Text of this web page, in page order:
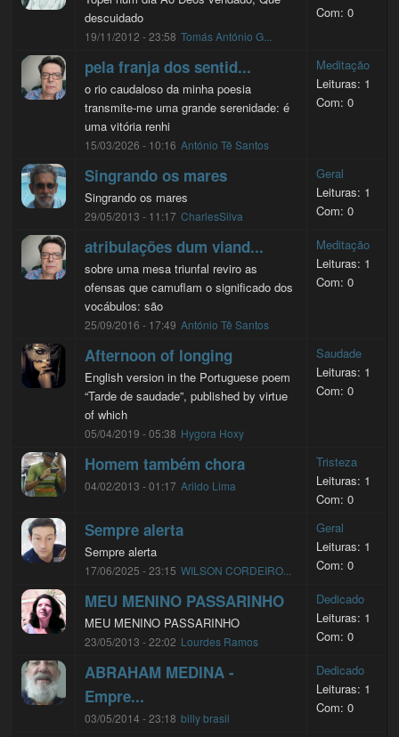
descuidado
19/11/2012 - 23:58 Tomás António G...
Com: 0
pela franja dos sentid...
o rio caudaloso da minha poesia
transmite-me uma grande serenidade: é
uma vitória renhi
15/03/2026 - 10:16 António Tê Santos
Meditação
Leituras: 1
Com: 0
Singrando os mares
Singrando os mares
29/05/2013 - 11:17 CharlesSilva
Geral
Leituras: 1
Com: 0
atribulações dum viand...
sobre uma mesa triunfal reviro as
ofensas que camuflam o significado dos
vocábulos: são
25/09/2016 - 17:49 António Tê Santos
Meditação
Leituras: 1
Com: 0
Afternoon of longing
English version in the Portuguese poem
“Tarde de saudade”, published by virtue
of which
05/04/2019 - 05:38 Hygora Hoxy
Saudade
Leituras: 1
Com: 0
Homem também chora
04/02/2013 - 01:17 Arildo Lima
Tristeza
Leituras: 1
Com: 0
Sempre alerta
Sempre alerta
17/06/2025 - 23:15 WILSON CORDEIRO...
Geral
Leituras: 1
Com: 0
MEU MENINO PASSARINHO
MEU MENINO PASSARINHO
23/05/2013 - 22:02 Lourdes Ramos
Dedicado
Leituras: 1
Com: 0
ABRAHAM MEDINA -
Empre...
03/05/2014 - 23:18 billy brasil
Dedicado
Leituras: 1
Com: 0